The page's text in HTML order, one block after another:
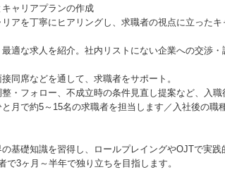
ャリアプランの作成
アを丁寧にヒアリングし、求職者の視点に立ったキ
適な求人を紹介。社内リストにない企業への交渉・
同席などを通して、求職者をサポート。
・フォロー、不成立時の条件見直し提案など、入職
月で約5～15名の求職者を担当します／入社後の職
基礎知識を習得し、ロールプレイングやOJTで実践
で3ヶ月～半年で独り立ちを目指します。